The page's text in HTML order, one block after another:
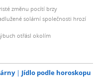
změnu pocítí brzy
solární společnosti hrozí
otřásl okolím
Jídlo podle horoskopu